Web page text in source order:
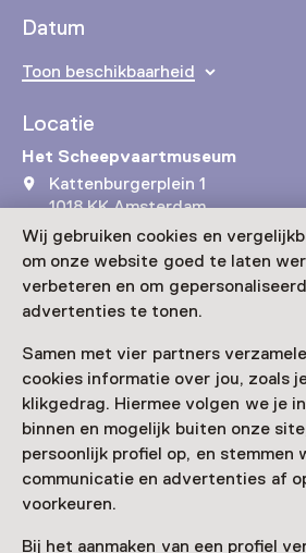
Wij gebruiken cookies en
om onze website goed te laten
verbeteren en om
advertenties te tonen.
Samen met vier partners
cookies informatie over jou, zoals
klikgedrag. Hiermee volgen we je
binnen en mogelijk buiten onze
persoonlijk profiel op, en stemmen
communicatie en advertenties af
voorkeuren.
Bij het aanmaken van een profiel
Datum
Toon beschikbaarheid
Locatie
Het Scheepvaartmuseum
Kattenburgerplein 1
1018 KK Amsterdam
Route plannenOpent in een
020 - 52 32 222
Vandaag open van 10:00 tot
Zien & doen in